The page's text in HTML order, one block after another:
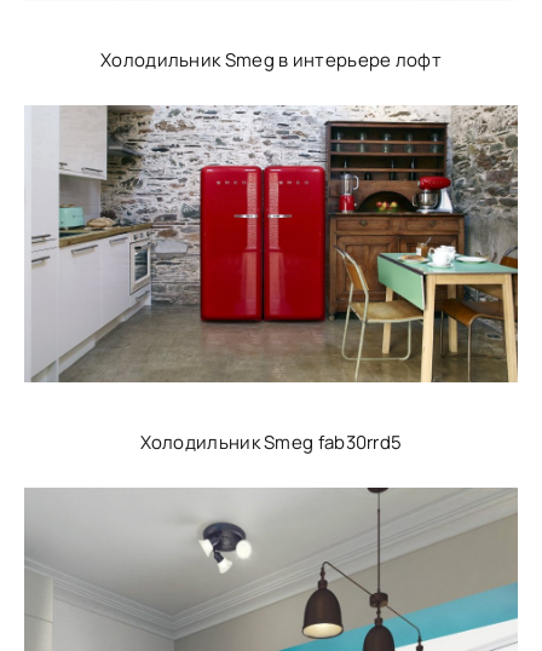
Холодильник Smeg в интерьере лофт
Холодильник Smeg fab30rrd5